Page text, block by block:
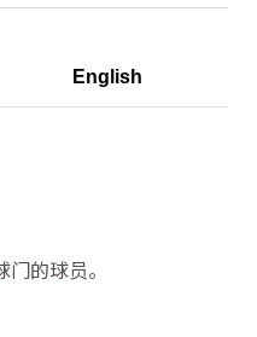
English
的球员。